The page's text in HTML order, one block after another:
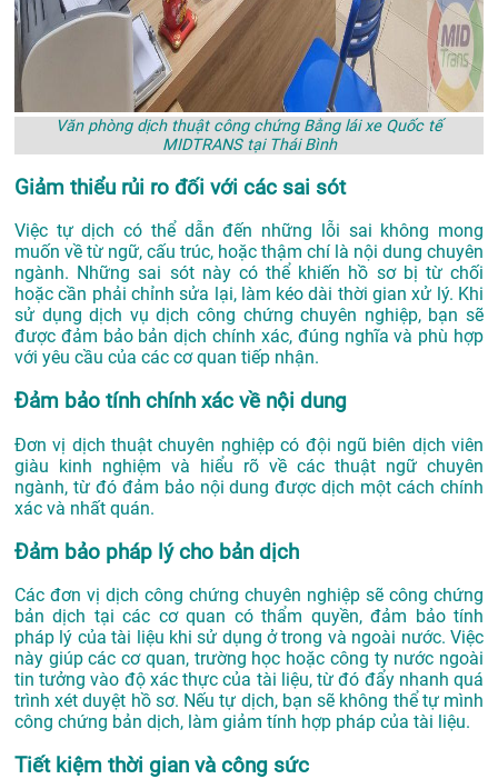
Văn phòng dịch thuật công chứng Bằng lái xe Quốc tế
MIDTRANS tại Thái Bình
Giảm thiểu rủi ro đối với các sai sót
Việc tự dịch có thể dẫn đến những lỗi sai không mong
muốn về từ ngữ, cấu trúc, hoặc thậm chí là nội dung chuyên
ngành. Những sai sót này có thể khiến hồ sơ bị từ chối
hoặc cần phải chỉnh sửa lại, làm kéo dài thời gian xử lý. Khi
sử dụng dịch vụ dịch công chứng chuyên nghiệp, bạn sẽ
được đảm bảo bản dịch chính xác, đúng nghĩa và phù hợp
với yêu cầu của các cơ quan tiếp nhận.
Đảm bảo tính chính xác về nội dung
Đơn vị dịch thuật chuyên nghiệp có đội ngũ biên dịch viên
giàu kinh nghiệm và hiểu rõ về các thuật ngữ chuyên
ngành, từ đó đảm bảo nội dung được dịch một cách chính
xác và nhất quán.
Đảm bảo pháp lý cho bản dịch
Các đơn vị dịch công chứng chuyên nghiệp sẽ công chứng
bản dịch tại các cơ quan có thẩm quyền, đảm bảo tính
pháp lý của tài liệu khi sử dụng ở trong và ngoài nước. Việc
này giúp các cơ quan, trường học hoặc công ty nước ngoài
tin tưởng vào độ xác thực của tài liệu, từ đó đẩy nhanh quá
trình xét duyệt hồ sơ. Nếu tự dịch, bạn sẽ không thể tự mình
công chứng bản dịch, làm giảm tính hợp pháp của tài liệu.
Tiết kiệm thời gian và công sức